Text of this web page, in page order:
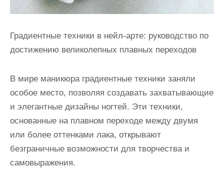
Градиентные техники в нейл-арте: руководство по
достижению великолепных плавных переходов
В мире маникюра градиентные техники заняли
особое место, позволяя создавать захватывающие
и элегантные дизайны ногтей. Эти техники,
основанные на плавном переходе между двумя
или более оттенками лака, открывают
безграничные возможности для творчества и
самовыражения.